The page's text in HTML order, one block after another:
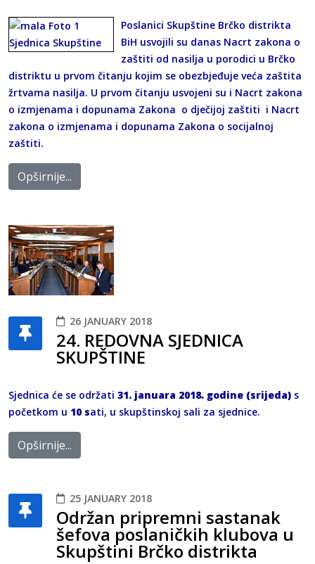
Poslanici Skupštine Brčko distrikta
BiH usvojili su danas Nacrt zakona o
zaštiti od nasilja u porodici u Brčko
distriktu u prvom čitanju kojim se obezbjeđuje veća zaštita
žrtvama nasilja. U prvom čitanju usvojeni su i Nacrt zakona
o izmjenama i dopunama Zakona o dječijoj zaštiti i Nacrt
zakona o izmjenama i dopunama Zakona o socijalnoj
zaštiti.
Opširnije...
26 JANUARY 2018
24. REDOVNA SJEDNICA
SKUPŠTINE
Sjednica će se održati 31. januara 2018. godine (srijeda) s
početkom u 10 sati, u skupštinskoj sali za sjednice.
Opširnije...
25 JANUARY 2018
Održan pripremni sastanak
šefova poslaničkih klubova u
Skupštini Brčko distrikta